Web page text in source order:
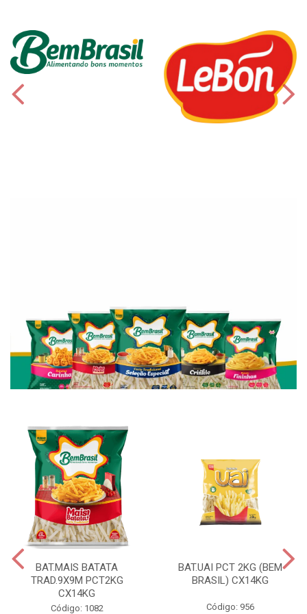
BAT.MAIS BATATA
TRAD.9X9M PCT2KG
CX14KG
Código: 1082
BAT.UAI PCT 2KG (BEM
BRASIL) CX14KG
Código: 956